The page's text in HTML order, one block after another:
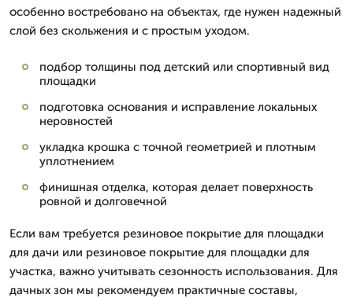
особенно востребовано на объектах, где нужен надежный
слой без скольжения и с простым уходом.
подбор толщины под детский или спортивный вид
площадки
подготовка основания и исправление локальных
неровностей
укладка крошка с точной геометрией и плотным
уплотнением
финишная отделка, которая делает поверхность
ровной и долговечной
Если вам требуется резиновое покрытие для площадки
для дачи или резиновое покрытие для площадки для
участка, важно учитывать сезонность использования. Для
дачных зон мы рекомендуем практичные составы,